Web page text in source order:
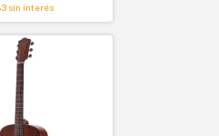
sin interés